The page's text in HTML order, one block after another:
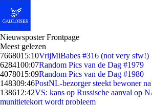
Nieuwsposter Frontpage
Meest gelezen
7668015:10VrijMiBabes #316 (not very sfw!)
6284100:07Random Pics van de Dag #1979
4078015:09Random Pics van de Dag #1980
148309:46PostNL-bezorger steekt bewoner
138612:42VS: kans op Russische aanval op
munitietekort wordt probleem